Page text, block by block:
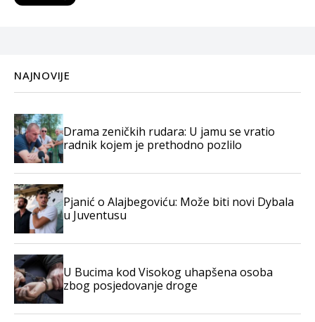
NAJNOVIJE
Drama zeničkih rudara: U jamu se vratio
radnik kojem je prethodno pozlilo
Pjanić o Alajbegoviću: Može biti novi Dybala
u Juventusu
U Bucima kod Visokog uhapšena osoba
zbog posjedovanje droge